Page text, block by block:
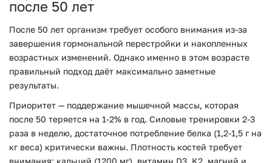
после 50 лет
После 50 лет организм требует особого внимания из-за
завершения гормональной перестройки и накопленных
возрастных изменений. Однако именно в этом возрасте
правильный подход даёт максимально заметные
результаты.
Приоритет — поддержание мышечной массы, которая
после 50 теряется на 1-2% в год. Силовые тренировки 2-3
раза в неделю, достаточное потребление белка (1,2-1,5 г на
кг веса) критически важны. Плотность костей требует
внимания: кальций (1200 мг), витамин D3, K2, магний и